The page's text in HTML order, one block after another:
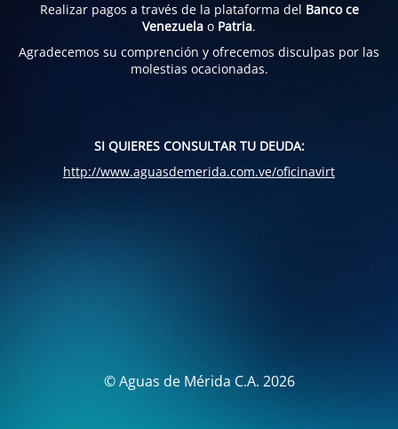
Realizar pagos a través de la plataforma del Banco ce
Venezuela o Patria.
Agradecemos su comprención y ofrecemos disculpas por las
molestias ocacionadas.
SI QUIERES CONSULTAR TU DEUDA:
http://www.aguasdemerida.com.ve/oficinavirt
© Aguas de Mérida C.A. 2026